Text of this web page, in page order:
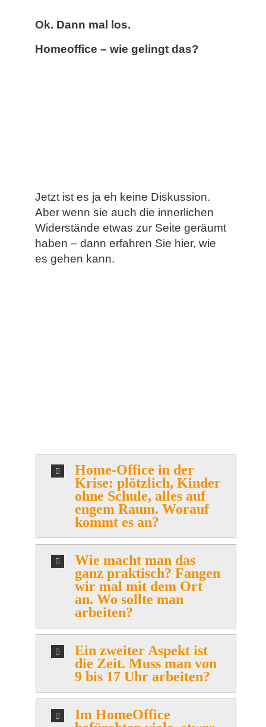
Ok. Dann mal los.
Homeoffice – wie gelingt das?
Jetzt ist es ja eh keine Diskussion.
Aber wenn sie auch die innerlichen
Widerstände etwas zur Seite geräumt
haben – dann erfahren Sie hier, wie
es gehen kann.
Home-Office in der
Krise: plötzlich, Kinder
ohne Schule, alles auf
engem Raum. Worauf
kommt es an?
Wie macht man das
ganz praktisch? Fangen
wir mal mit dem Ort
an. Wo sollte man
arbeiten?
Ein zweiter Aspekt ist
die Zeit. Muss man von
9 bis 17 Uhr arbeiten?
Im HomeOffice